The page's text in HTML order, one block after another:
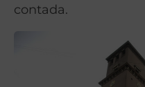
contada.